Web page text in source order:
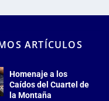
ARTÍCULOS
Homenaje a los
Caídos del Cuartel de
la Montaña